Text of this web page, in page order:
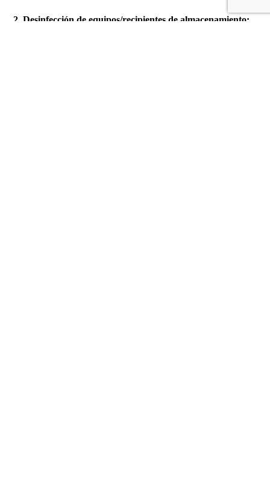
2. Desinfección de equipos/recipientes de almacenamiento: